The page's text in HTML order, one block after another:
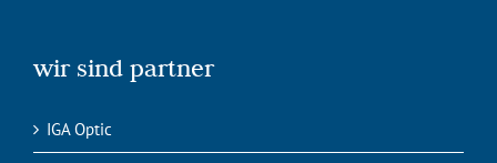
wir sind partner
IGA Optic